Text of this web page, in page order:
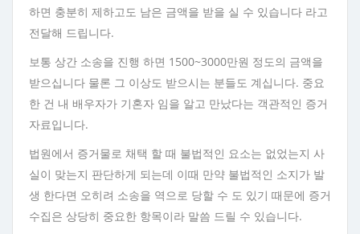
하면 충분히 제하고도 남은 금액을 받을 실 수 있습니다 라고
전달해 드립니다.
보통 상간 소송을 진행 하면 1500~3000만원 정도의 금액을
받으십니다 물론 그 이상도 받으시는 분들도 계십니다. 중요
한 건 내 배우자가 기혼자 임을 알고 만났다는 객관적인 증거
자료입니다.
법원에서 증거물로 채택 할 때 불법적인 요소는 없었는지 사
실이 맞는지 판단하게 되는데 이때 만약 불법적인 소지가 발
생 한다면 오히려 소송을 역으로 당할 수 도 있기 때문에 증거
수집은 상당히 중요한 항목이라 말씀 드릴 수 있습니다.